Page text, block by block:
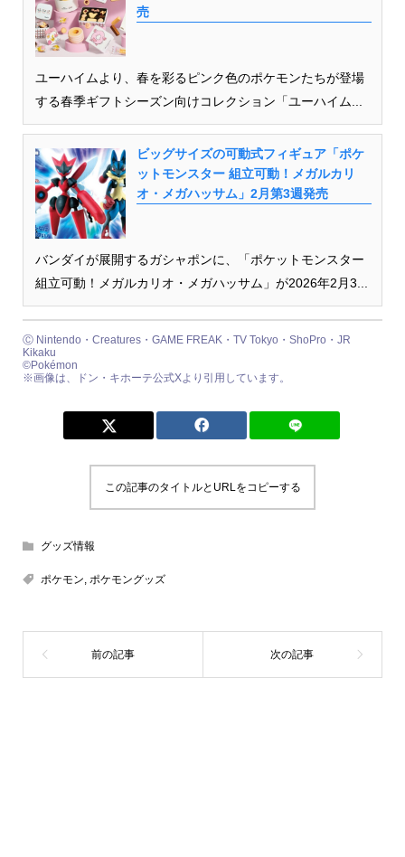
売
ユーハイムより、春を彩るピンク色のポケモンたちが登場
する春季ギフトシーズン向けコレクション「ユーハイム...
ビッグサイズの可動式フィギュア「ポケ
ットモンスター 組立可動！メガルカリ
オ・メガハッサム」2月第3週発売
バンダイが展開するガシャポンに、「ポケットモンスター
組立可動！メガルカリオ・メガハッサム」が2026年2月3...
Ⓒ Nintendo・Creatures・GAME FREAK・TV Tokyo・ShoPro・JR
Kikaku
©Pokémon
※画像は、ドン・キホーテ公式Xより引用しています。
この記事のタイトルとURLをコピーする
グッズ情報
ポケモン ポケモングッズ